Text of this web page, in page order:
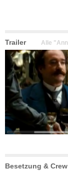
Trailer Alle
Besetzung &